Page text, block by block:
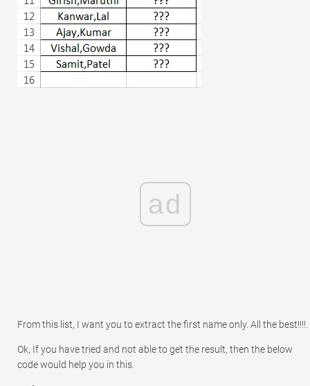
ad
From this list, I want you to extract the first name only. All the best!!!!.
Ok, If you have tried and not able to get the result, then the below
code would help you in this.